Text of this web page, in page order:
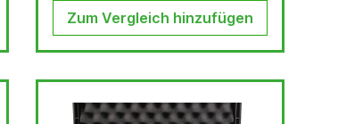
Zum Vergleich hinzufügen